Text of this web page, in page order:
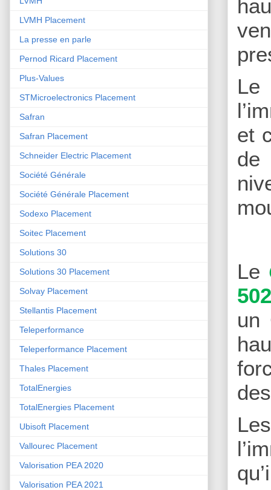
Le
et
de
Le
un
LVMH Placement
La presse en parle
Pernod Ricard Placement
Plus-Values
STMicroelectronics Placement
Safran
Safran Placement
Schneider Electric Placement
Société Générale
Société Générale Placement
Sodexo Placement
Soitec Placement
Solutions 30
Solutions 30 Placement
Solvay Placement
Stellantis Placement
Teleperformance
Teleperformance Placement
Thales Placement
TotalEnergies
TotalEnergies Placement
Ubisoft Placement
Vallourec Placement
Valorisation PEA 2020
Valorisation PEA 2021